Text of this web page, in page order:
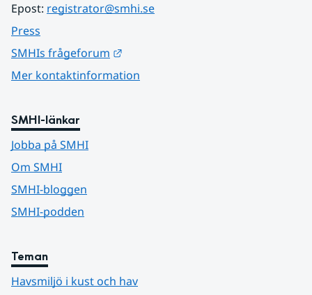
Epost: registrator@smhi.se
Press
SMHIs frågeforum
Mer kontaktinformation
SMHI-länkar
Jobba på SMHI
Om SMHI
SMHI-bloggen
SMHI-podden
Teman
Havsmiljö i kust och hav